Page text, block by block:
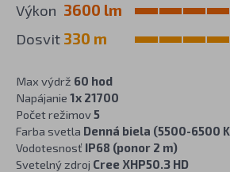
Výkon 3600 lm
Dosvit 330 m
Max výdrž 60 hod
Napájanie 1x 21700
Počet režimov5
Farba svetla Denná biela (5500-6500
Vodotesnosť IP68 (ponor 2 m)
Svetelný zdroj Cree XHP50.3 HD